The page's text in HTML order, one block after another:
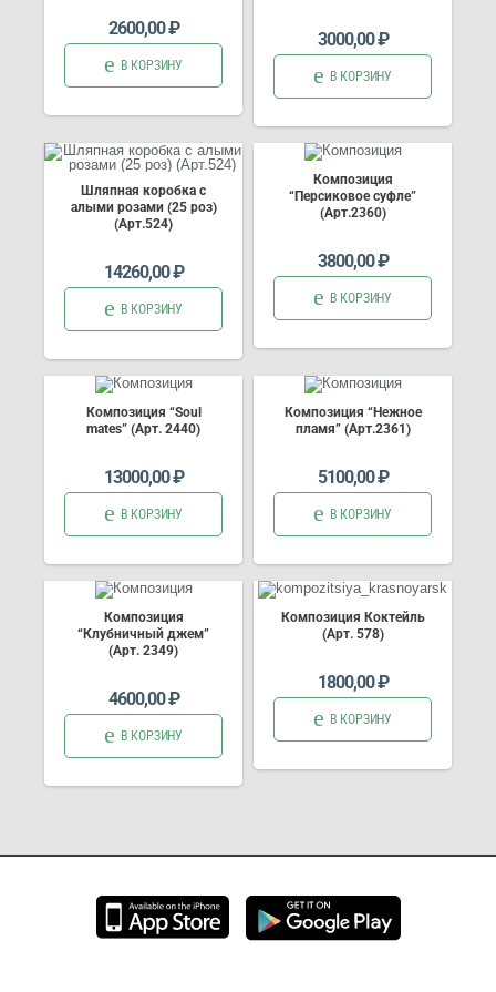
2600,00₽
В КОРЗИНУ
3000,00₽
В КОРЗИНУ
Шляпная коробка с
алыми розами (25 роз)
(Арт.524)
14260,00₽
В КОРЗИНУ
Композиция
“Персиковое суфле”
(Арт.2360)
3800,00₽
В КОРЗИНУ
Композиция “Soul
mates” (Арт. 2440)
13000,00₽
В КОРЗИНУ
Композиция “Нежное
пламя” (Арт.2361)
5100,00₽
В КОРЗИНУ
Композиция
“Клубничный джем”
(Арт. 2349)
4600,00₽
В КОРЗИНУ
Композиция Коктейль
(Арт. 578)
1800,00₽
В КОРЗИНУ